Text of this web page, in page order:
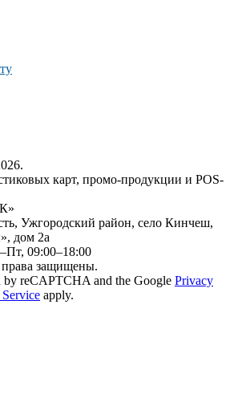
карт, промо-продукции и POS-
Ужгородский район, село Кинчеш,
дом 2а
09:00–18:00
защищены.
by reCAPTCHA and the Google Privacy
apply.